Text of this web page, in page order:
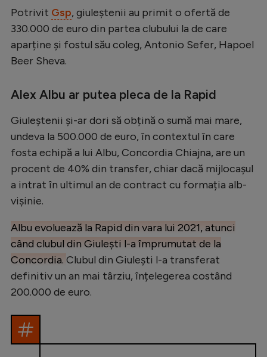
EURO 2024
Stranieri
Tenis
Handbal
Natație
Formula 1
Auto
Rugby
Ciclism
JO 2026
Potrivit Gsp, giuleștenii au primit o ofertă de
330.000 de euro din partea clubului la de care
aparține și fostul său coleg, Antonio Sefer, Hapoel
Beer Sheva.
Alex Albu ar putea pleca de la Rapid
Giuleștenii și-ar dori să obțină o sumă mai mare,
undeva la 500.000 de euro, în contextul în care
fosta echipă a lui Albu, Concordia Chiajna, are un
procent de 40% din transfer, chiar dacă mijlocașul
a intrat în ultimul an de contract cu formația alb-
vișinie.
Albu evoluează la Rapid din vara lui 2021, atunci
când clubul din Giulești l-a împrumutat de la
Concordia. Clubul din Giulești l-a transferat
definitiv un an mai târziu, înțelegerea costând
200.000 de euro.